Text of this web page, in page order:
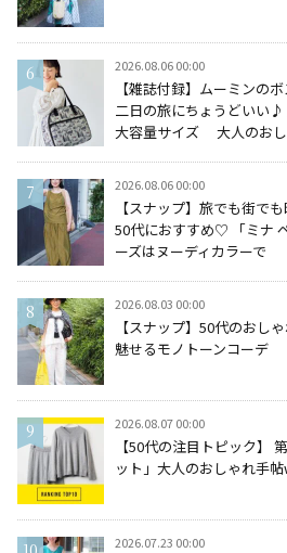
2026.08.06 00:00
【雑誌付録】ムーミンの
二日の旅にちょうどいい
大容量サイズ 大人のおし
2026.08.06 00:00
【スナップ】旅でも街で
50代におすすめ♡ 「ミナ
ーズはヌーディカラーで
2026.08.03 00:00
【スナップ】50代のおし
魅せるモノトーンコーデ
2026.08.07 00:00
【50代の注目トピック】
ット」大人のおしゃれ手
2026.07.23 00:00